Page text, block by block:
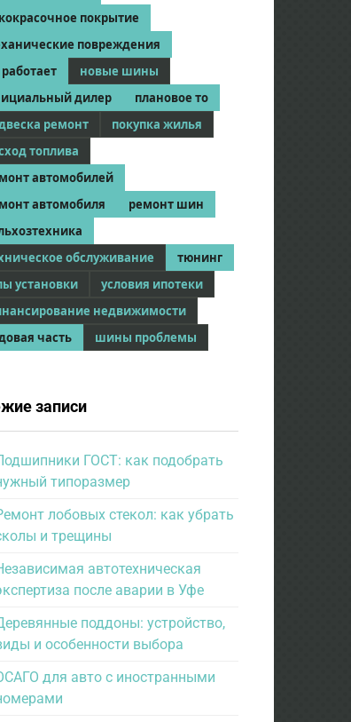
покрытие
повреждения
новые шины
дилер
плановое то
ремонт
покупка жилья
топлива
автомобилей
автомобиля
ремонт шин
обслуживание
тюнинг
установки
условия ипотеки
недвижимости
часть
шины проблемы
записи
ГОСТ: как подобрать
типоразмер
лобовых стекол: как убрать
и трещины
автотехническая
после аварии в Уфе
поддоны: устройство,
и особенности выбора
для авто с иностранными